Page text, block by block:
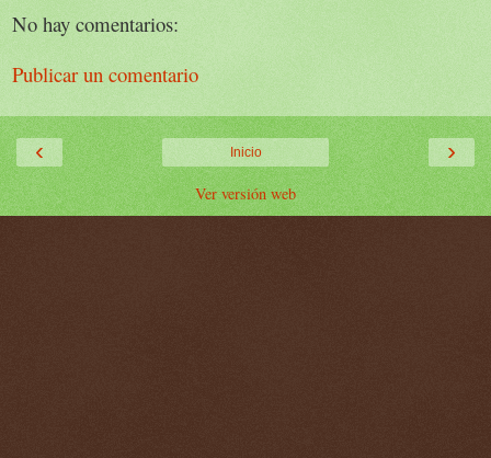
No hay comentarios:
Publicar un comentario
‹ ›
Inicio
Ver versión web